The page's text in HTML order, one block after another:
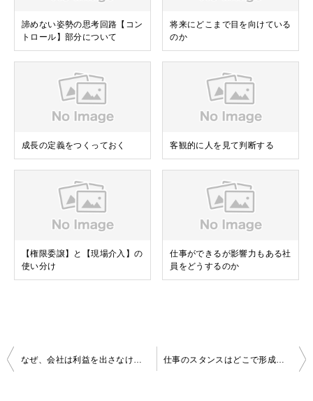
諦めない姿勢の思考回路【コン
トロール】部分について
将来にどこまで目を向けている
のか
成長の定義をつくっておく 客観的に人を見て判断する
【権限委譲】と【現場介入】の
使い分け
仕事ができるが影響力もある社
員をどうするのか
投